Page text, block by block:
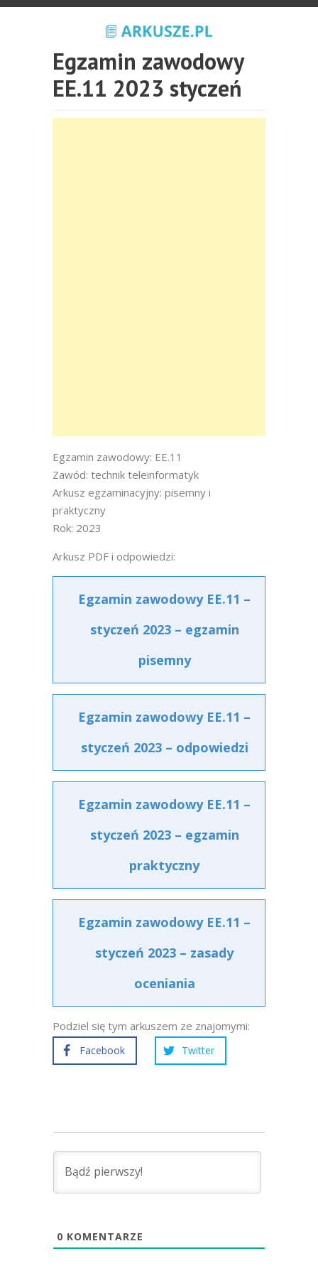
Egzamin zawodowy
EE.11 2023 styczeń
Egzamin zawodowy: EE.11
Zawód: technik teleinformatyk
Arkusz egzaminacyjny: pisemny i
praktyczny
Rok: 2023
Arkusz PDF i odpowiedzi:
Egzamin zawodowy EE.11 –
styczeń 2023 – egzamin
pisemny
Egzamin zawodowy EE.11 –
styczeń 2023 – odpowiedzi
Egzamin zawodowy EE.11 –
styczeń 2023 – egzamin
praktyczny
Egzamin zawodowy EE.11 –
styczeń 2023 – zasady
oceniania
Podziel się tym arkuszem ze znajomymi:
Facebook Twitter
0 KOMENTARZE